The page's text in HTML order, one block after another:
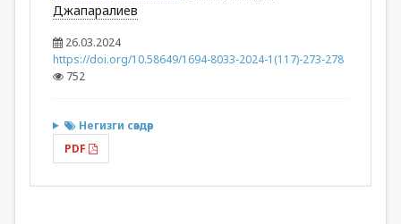
Джапаралиев
26.03.2024
https://doi.org/10.58649/1694-8033-2024-1(117)-273-278
752
Негизги сөздөр
PDF